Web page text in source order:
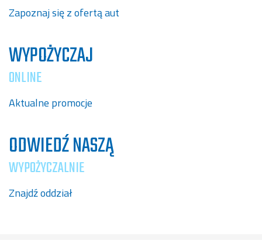
Zapoznaj się z ofertą aut
WYPOŻYCZAJ
ONLINE
Aktualne promocje
ODWIEDŹ NASZĄ
WYPOŻYCZALNIE
Znajdź oddział